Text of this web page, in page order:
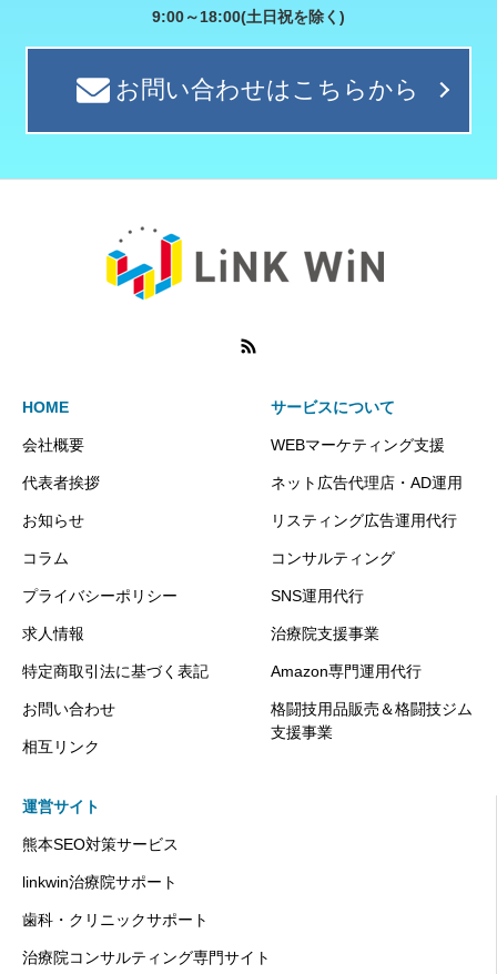
9:00～18:00(土日祝を除く)
お問い合わせはこちらから
HOME
会社概要
代表者挨拶
お知らせ
コラム
プライバシーポリシー
求人情報
特定商取引法に基づく表記
お問い合わせ
相互リンク
サービスについて
WEBマーケティング支援
ネット広告代理店・AD運用
リスティング広告運用代行
コンサルティング
SNS運用代行
治療院支援事業
Amazon専門運用代行
格闘技用品販売＆格闘技ジム
支援事業
運営サイト
熊本SEO対策サービス
linkwin治療院サポート
歯科・クリニックサポート
治療院コンサルティング専門サイト